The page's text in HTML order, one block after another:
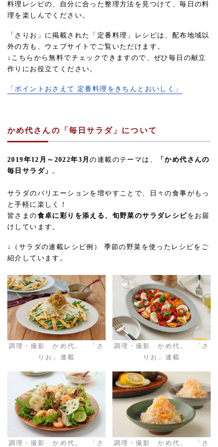
料理レシピの、自分に合った整理方法を見つけて、毎日の料
理を楽しんでください。
「さりお」に掲載された「定番料理」レシピは、配布地域以
外の方も、ウェブサイトでご覧いただけます。
↓こちらから無料でチェックできますので、ぜひ毎日の献立
作りにお役立てください。
「ポイントおさえて 定番料理をきちんとおいしく」
かめ代さんの「毎日サラダ」について
2019年12月～2022年3月の連載のテーマは、
「かめ代さんの
毎日サラダ」 。
サラダのバリエーションを増やすことで、日々の食事がもっ
と手軽に楽しく！
皆さまの食卓に彩りを添える、旬野菜のサラダレシピをお届
けしています。
↓（サラダの連載レシピ例） 季節の野菜を使ったレシピをご
紹介しています。
調理・撮影 かめ代。 「さ
りお」連載
調理・撮影 かめ代。 「さ
りお」連載
調理・撮影 かめ代。 「さ 調理・撮影 かめ代。 「さ